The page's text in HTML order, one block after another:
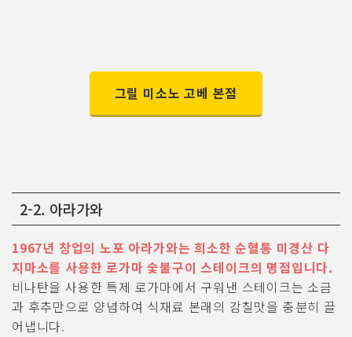
그릴 미소노 고베 본점
2-2. 아라가와
1967년 창업의 노포 아라가와는 희소한 순혈통 미경산 다
지마소를 사용한 로가마 숯불구이 스테이크의 명점입니다.
비나탄을 사용한 특제 로가마에서 구워낸 스테이크는 소금
과 후추만으로 양념하여 식재료 본래의 감칠맛을 충분히 끌
어냅니다.